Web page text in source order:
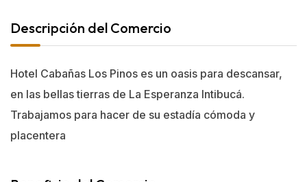
Descripción del Comercio
Hotel Cabañas Los Pinos es un oasis para descansar,
en las bellas tierras de La Esperanza Intibucá.
Trabajamos para hacer de su estadía cómoda y
placentera